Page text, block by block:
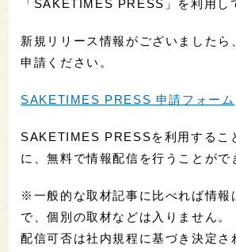
「SAKETIMES PRESS」を利用し
新規リリース情報がございましたら
申請ください。
SAKETIMES PRESS 申請フォーム
SAKETIMES PRESSを利用するこ
に、無料で情報配信を行うことがで
※一般的な取材記事に比べれば情報
で、個別の取材などは入りません。
配信可否は社内規程に基づき決定さ